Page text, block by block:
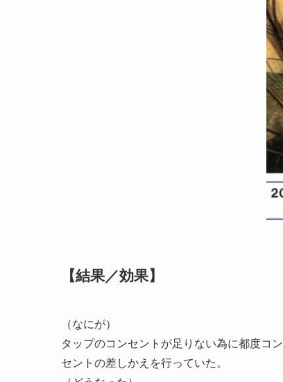
【結果／効果】
（なにが）
タップのコンセントが足りない為に都度コン
セントの差しかえを行っていた。